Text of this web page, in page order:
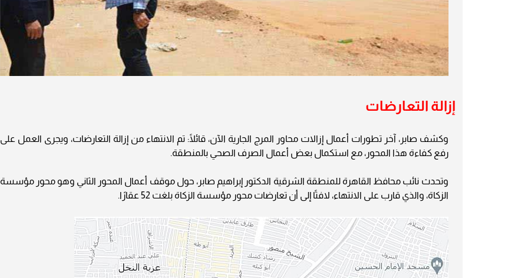
إزالة التعارضات
وكشف صابر، آخر تطورات أعمال إزالات محاور المرج الجارية الآن، قائلًا: تم الانتهاء من إزالة التعارضات، ويجرى العمل على
رفع كفاءة هذا المحور، مع استكمال بعض أعمال الصرف الصحي بالمنطقة.
وتحدث نائب محافظ القاهرة للمنطقة الشرقية الدكتور إبراهيم صابر، حول موقف أعمال المحور الثاني وهو محور مؤسسة
الزكاة، والذي قارب على الانتهاء، لافتًا إلى أن تعارضات محور مؤسسة الزكاة بلغت 52 عقارًا.